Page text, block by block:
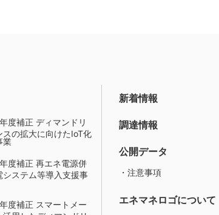
度補正 ディマンドリ
スの拡大に向けたIoT化
業
度補正 再エネ電源併
システム等導入支援事
度補正 スマートメー
新着情報
調達情報
公開データ
・注意事項
エネマネロゴについて